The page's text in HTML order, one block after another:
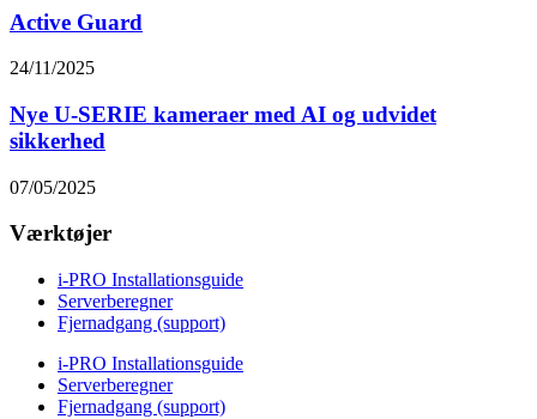
Active Guard
24/11/2025
Nye U-SERIE kameraer med AI og udvidet
sikkerhed
07/05/2025
Værktøjer
i-PRO Installationsguide
Serverberegner
Fjernadgang (support)
i-PRO Installationsguide
Serverberegner
Fjernadgang (support)